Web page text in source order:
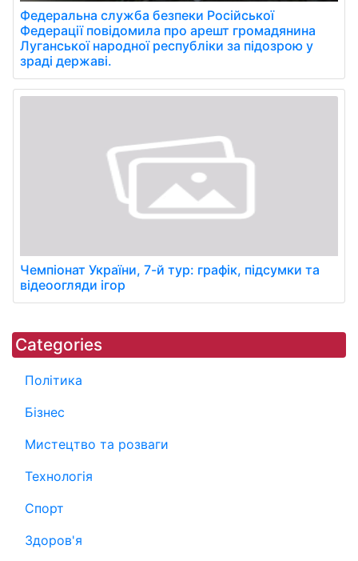
Федеральна служба безпеки Російської
Федерації повідомила про арешт громадянина
Луганської народної республіки за підозрою у
зраді державі.
Чемпіонат України, 7-й тур: графік, підсумки та
відеоогляди ігор
Categories
Політика
Бізнес
Мистецтво та розваги
Технологія
Спорт
Здоров'я